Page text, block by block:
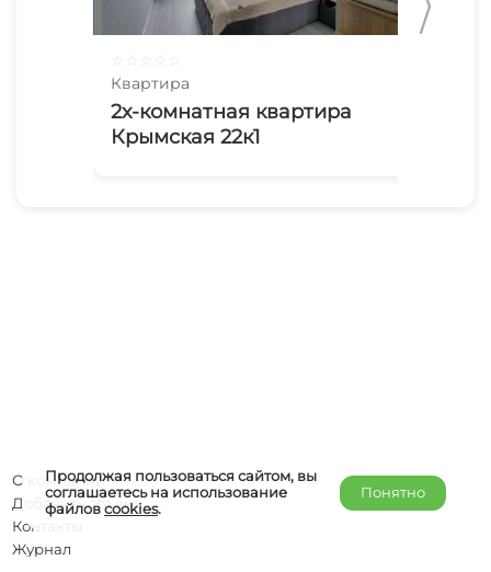
Квартира
2х-комнатная квартира
Крымская 22к1
Продолжая пользоваться сайтом, вы
соглашаетесь на использование
файловcookies.
Понятно
О компании
Добавить объект
Контакты
Журнал